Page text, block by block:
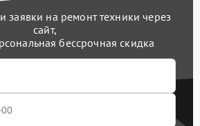
на ремонт техники через
сайт,
бессрочная скидка